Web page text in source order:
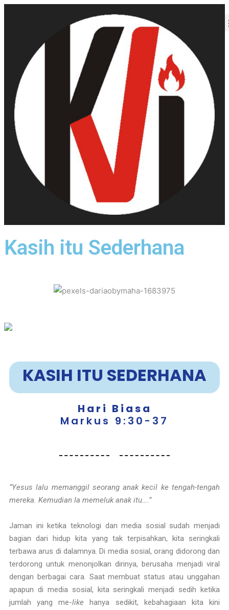
Kasih itu Sederhana
KASIH ITU SEDERHANA
Hari Biasa
Markus 9:30-37
“Yesus lalu memanggil seorang anak kecil ke tengah-tengah
mereka. Kemudian Ia memeluk anak itu….”
Jaman ini ketika teknologi dan media sosial sudah menjadi
bagian dari hidup kita yang tak terpisahkan, kita seringkali
terbawa arus di dalamnya. Di media sosial, orang didorong dan
terdorong untuk menonjolkan dirinya, berusaha menjadi viral
dengan berbagai cara. Saat membuat status atau unggahan
apapun di media sosial, kita seringkali menjadi sedih ketika
jumlah yang me-like hanya sedikit, kebahagiaan kita kini